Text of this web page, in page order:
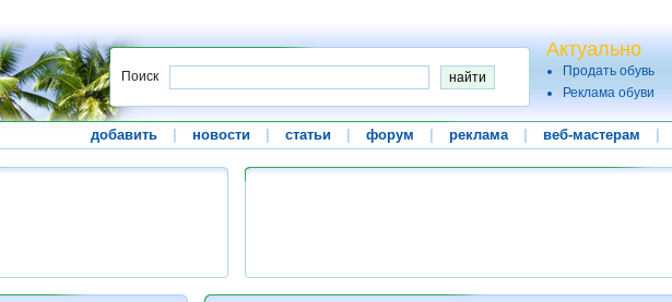
Поиск
Актуально
Продать обувь
Реклама обуви
добавить новости статьи форум реклама веб-мастерам